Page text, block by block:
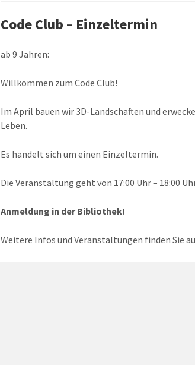
Code Club – Einzeltermin
ab 9 Jahren:
Willkommen zum Code Club!
Im April bauen wir 3D-Landschaften und
Leben.
Es handelt sich um einen Einzeltermin.
Die Veranstaltung geht von 17:00 Uhr – 18:00
Anmeldung in der Bibliothek!
Weitere Infos und Veranstaltungen finden Sie